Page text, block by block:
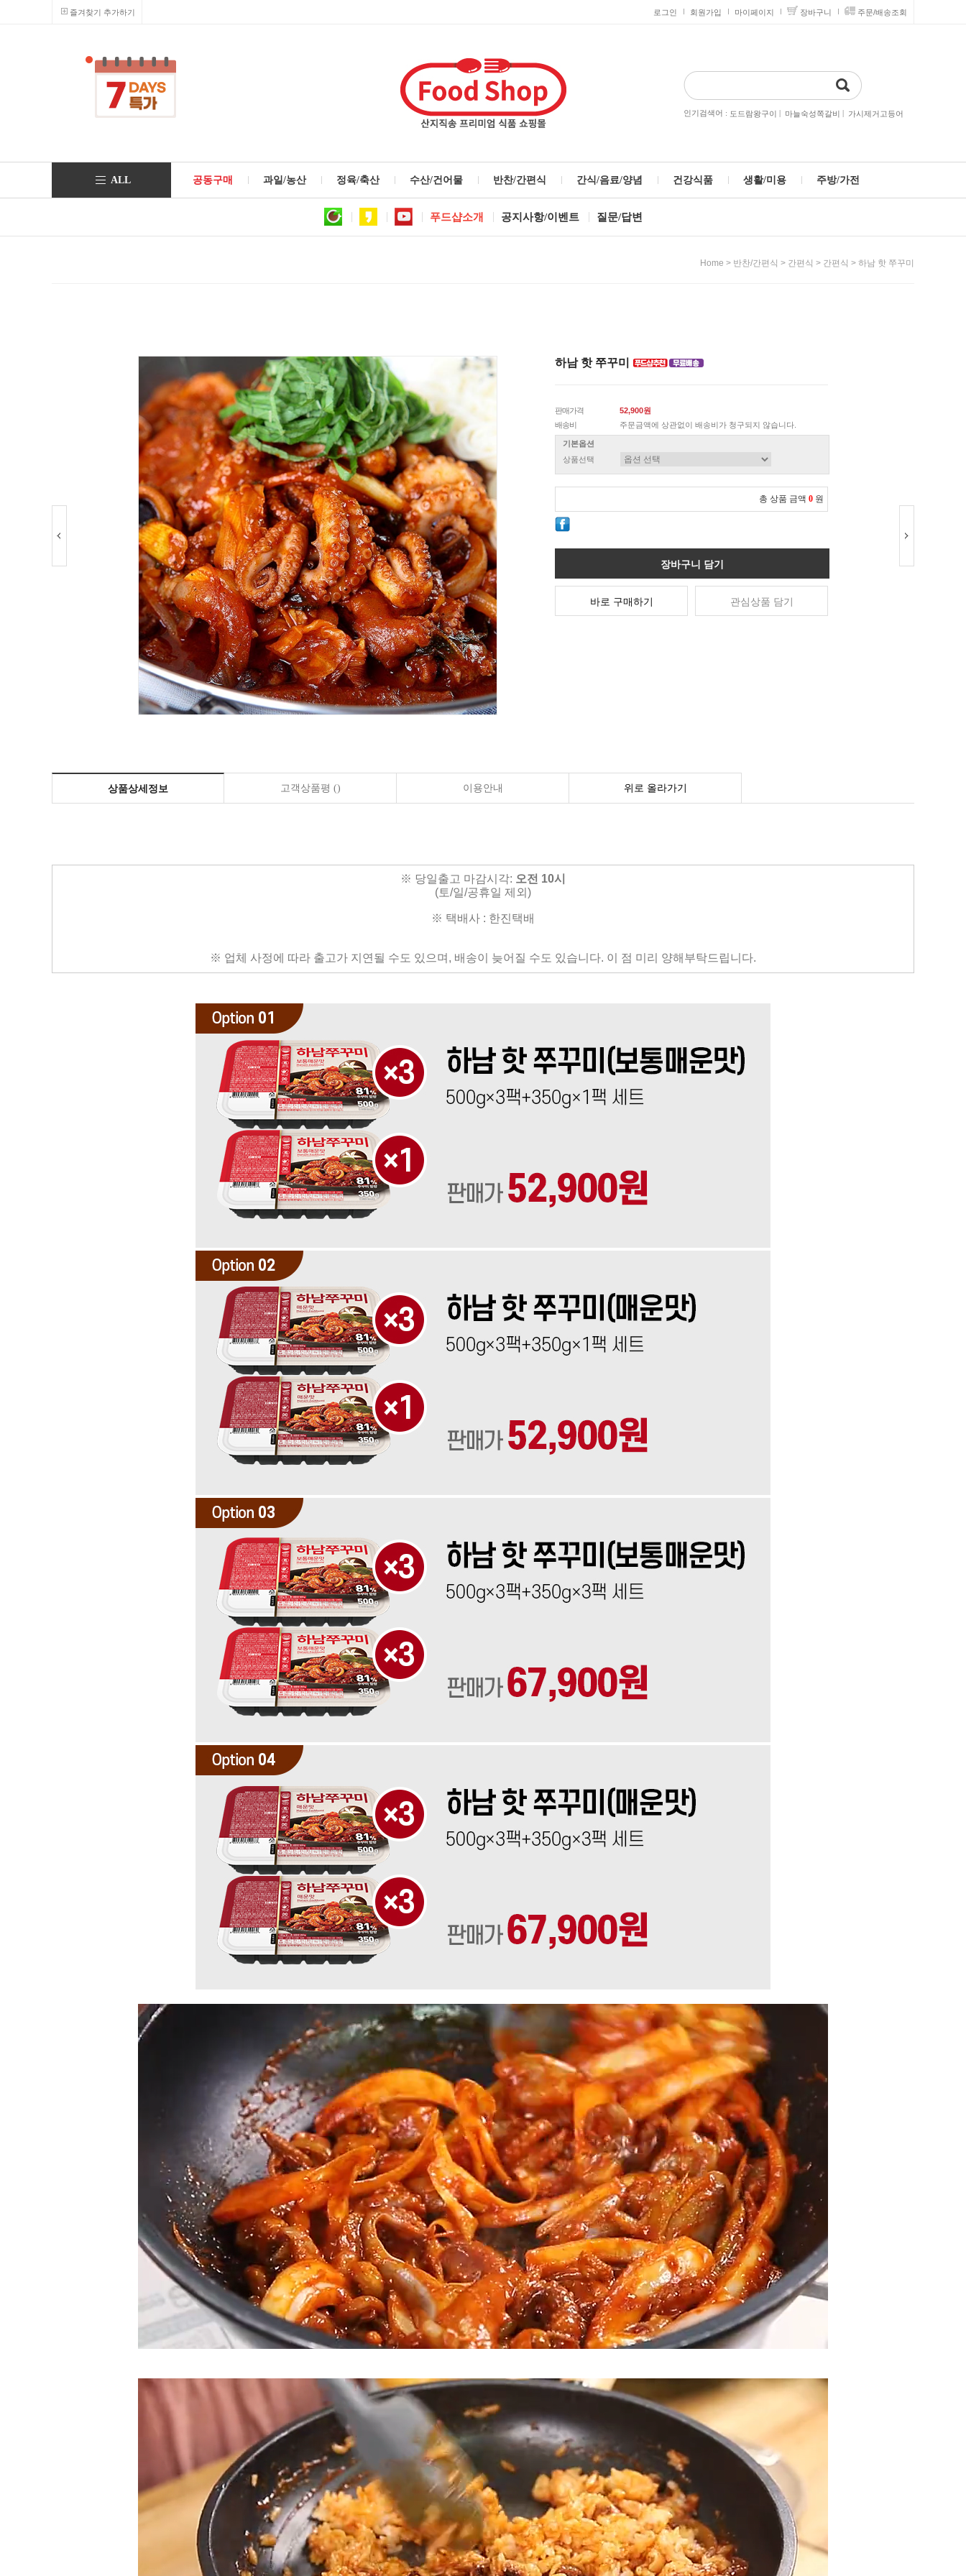
즐겨찾기 추가하기 로그인 회원가입 마이페이지 장바구니 주문/배송조회
인기검색어 : 도드람왕구이 | 마늘숙성쪽갈비 | 가시제거고등어
ALL 공동구매 과일/농산 정육/축산 수산/건어물 반찬/간편식 간식/음료/양념 건강식품 생활/미용 주방/가전
푸드샵소개 공지사항/이벤트 질문/답변
Home > 반찬/간편식 > 간편식 > 간편식 > 하남 핫 쭈꾸미
하남 핫 쭈꾸미
판매가격
52,900원
배송비
주문금액에 상관없이 배송비가 청구되지 않습니다.
기본옵션
상품선택
총 상품 금액 0 원
장바구니 담기
바로 구매하기 관심상품 담기
상품상세정보 고객상품평 () 이용안내 위로 올라가기
※ 당일출고 마감시각: 오전 10시
(토/일/공휴일 제외)
※ 택배사 : 한진택배
※ 업체 사정에 따라 출고가 지연될 수도 있으며, 배송이 늦어질 수도 있습니다. 이 점 미리 양해부탁드립니다.